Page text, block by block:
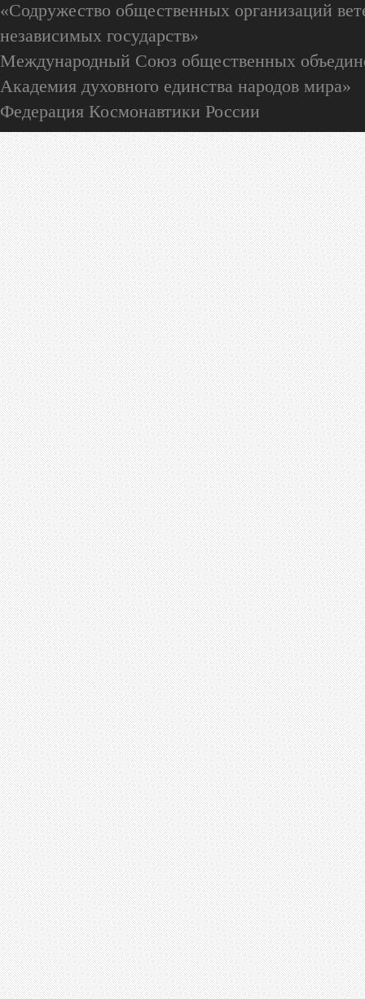
«Содружество общественных организаций
независимых государств»
Международный Союз общественных
Академия духовного единства народов мира»
Федерация Космонавтики России